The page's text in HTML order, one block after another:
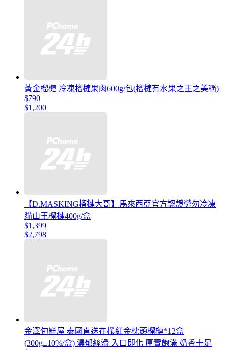
黃金榴槤 冷凍榴槤果肉600g/包(榴槤有水果之王之美稱)
$790
$1,200
【D.MASKING榴槤大哥】馬來西亞官方認證勞勿冷凍
貓山王榴槤400g/盒
$1,399
$2,798
金澤旬鮮屋 泰國直送在欉紅金枕頭榴槤*12盒
(300g±10%/盒) 濃郁絲滑 入口即化 厚實飽滿 奶香十足